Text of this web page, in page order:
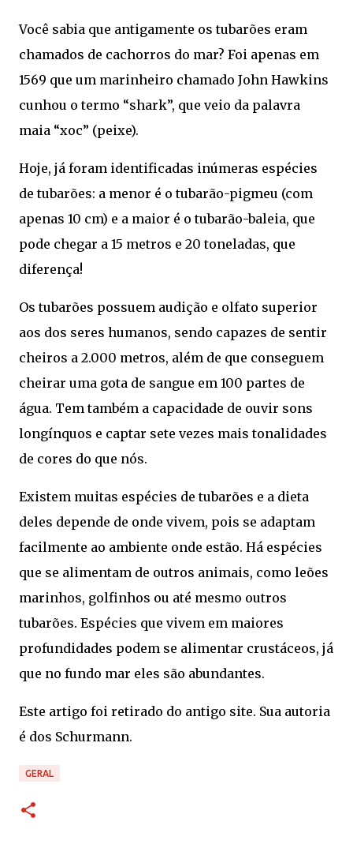
Você sabia que antigamente os tubarões eram
chamados de cachorros do mar? Foi apenas em
1569 que um marinheiro chamado John Hawkins
cunhou o termo “shark”, que veio da palavra
maia “xoc” (peixe).
Hoje, já foram identificadas inúmeras espécies
de tubarões: a menor é o tubarão-pigmeu (com
apenas 10 cm) e a maior é o tubarão-baleia, que
pode chegar a 15 metros e 20 toneladas, que
diferença!
Os tubarões possuem audição e olfato superior
aos dos seres humanos, sendo capazes de sentir
cheiros a 2.000 metros, além de que conseguem
cheirar uma gota de sangue em 100 partes de
água. Tem também a capacidade de ouvir sons
longínquos e captar sete vezes mais tonalidades
de cores do que nós.
Existem muitas espécies de tubarões e a dieta
deles depende de onde vivem, pois se adaptam
facilmente ao ambiente onde estão. Há espécies
que se alimentam de outros animais, como leões
marinhos, golfinhos ou até mesmo outros
tubarões. Espécies que vivem em maiores
profundidades podem se alimentar crustáceos, já
que no fundo mar eles são abundantes.
Este artigo foi retirado do antigo site. Sua autoria
é dos Schurmann.
GERAL